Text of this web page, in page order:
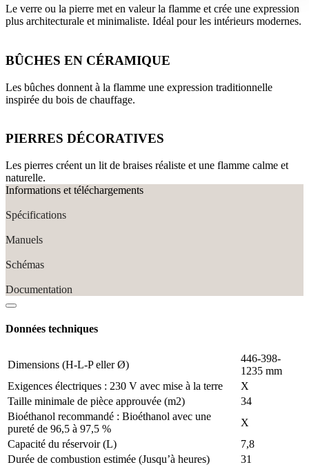
Le verre ou la pierre met en valeur la flamme et crée une expression
plus architecturale et minimaliste. Idéal pour les intérieurs modernes.
BÛCHES EN CÉRAMIQUE
Les bûches donnent à la flamme une expression traditionnelle
inspirée du bois de chauffage.
PIERRES DÉCORATIVES
Les pierres créent un lit de braises réaliste et une flamme calme et
naturelle.
Informations et téléchargements
Spécifications
Manuels
Schémas
Documentation
Données techniques
Dimensions (H-L-P eller Ø)
446-398-
1235 mm
Exigences électriques : 230 V avec mise à la terre
X
Taille minimale de pièce approuvée (m2)
34
Bioéthanol recommandé : Bioéthanol avec une
pureté de 96,5 à 97,5 %
X
Capacité du réservoir (L)
7,8
Durée de combustion estimée (Jusqu’à heures)
31